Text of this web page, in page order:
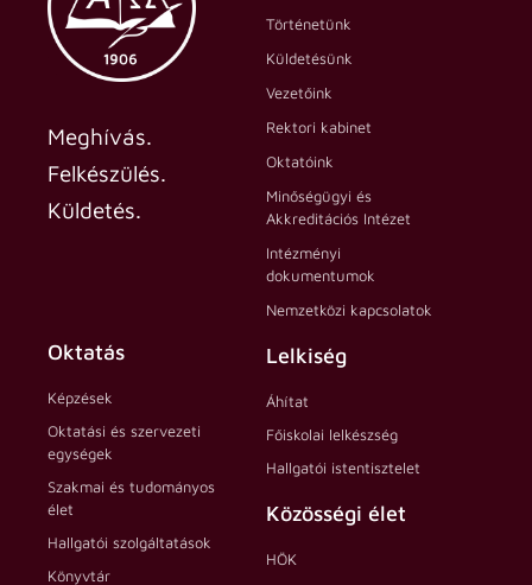
Meghívás.
Felkészülés.
Küldetés.
Történetünk
Küldetésünk
Vezetőink
Rektori kabinet
Oktatóink
Minőségügyi és
Akkreditációs Intézet
Intézményi
dokumentumok
Nemzetközi kapcsolatok
Oktatás
Képzések
Oktatási és szervezeti
egységek
Szakmai és tudományos
élet
Hallgatói szolgáltatások
Könyvtár
Lelkiség
Áhítat
Főiskolai lelkészség
Hallgatói istentisztelet
Közösségi élet
HÖK